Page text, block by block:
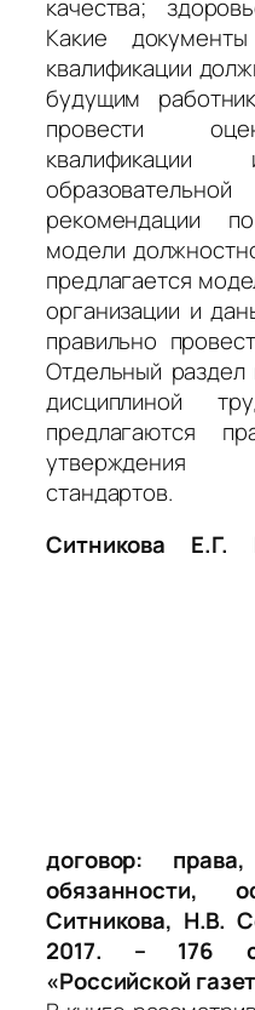
качества;
Какие
квалификации
будущим
провести
рекомендации
модели
предлагается
организации и
правильно
Отдельный
дисциплиной
предлагаются
утверждения
стандартов.
Ситникова Е.Г.
договор:
обязанности,
Ситникова, Н.В.
2017. – 176
«Российской